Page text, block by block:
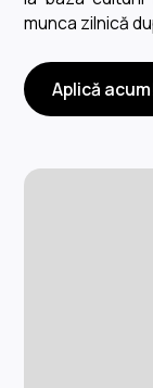
munca zilnică
Aplică